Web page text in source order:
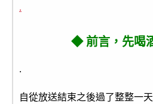
.
◆ 前言，先喝
.
自從放送結束之後過了整整一